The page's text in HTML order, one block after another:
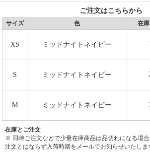
ご注文はこちらから
サイズ 色 在庫
XS ミッドナイトネイビー
S ミッドナイトネイビー
M ミッドナイトネイビー
在庫とご注文
※ 同時ご注文などで少量在庫商品は品切れになる場
注文とはならず入荷時期をメールでお知らせいたしま